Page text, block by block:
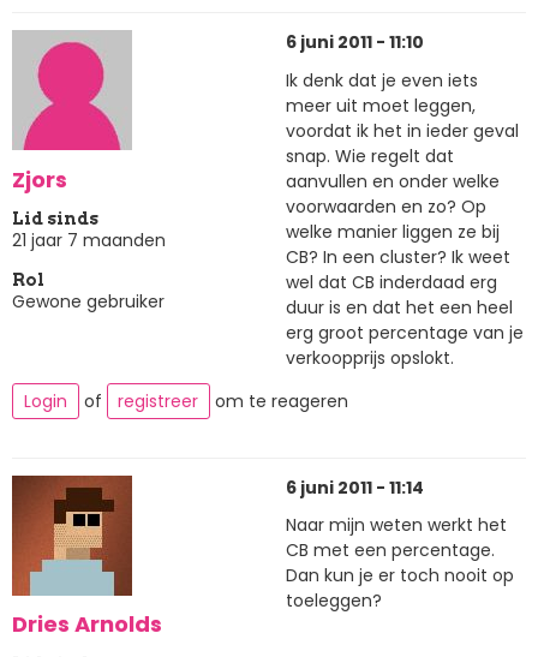
Zjors
Lid sinds
21 jaar 7 maanden
Rol
Gewone gebruiker
6 juni 2011 - 11:10
Ik denk dat je even iets
meer uit moet leggen,
voordat ik het in ieder geval
snap. Wie regelt dat
aanvullen en onder welke
voorwaarden en zo? Op
welke manier liggen ze bij
CB? In een cluster? Ik weet
wel dat CB inderdaad erg
duur is en dat het een heel
erg groot percentage van je
verkoopprijs opslokt.
Login
of registreer om te reageren
Dries Arnolds
6 juni 2011 - 11:14
Naar mijn weten werkt het
CB met een percentage.
Dan kun je er toch nooit op
toeleggen?